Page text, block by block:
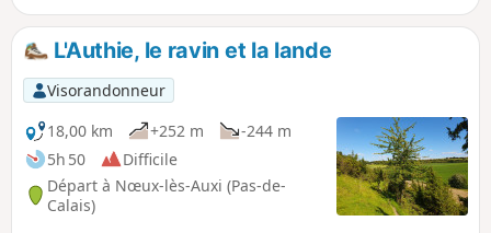
L'Authie, le ravin et la lande
Visorandonneur
18,00 km
+252 m
-244 m
5h 50
Difficile
Départ à Nœux-lès-Auxi (Pas-de-
Calais)